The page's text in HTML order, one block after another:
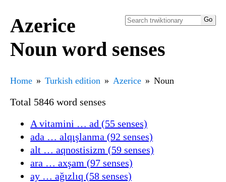
Azerice
Noun word senses
Home Turkish edition Azerice Noun
Total 5846 word senses
A vitamini … ad (55 senses)
ada … alqışlanma (92 senses)
alt … aqnostisizm (59 senses)
ara … axşam (97 senses)
ay … ağızlıq (58 senses)